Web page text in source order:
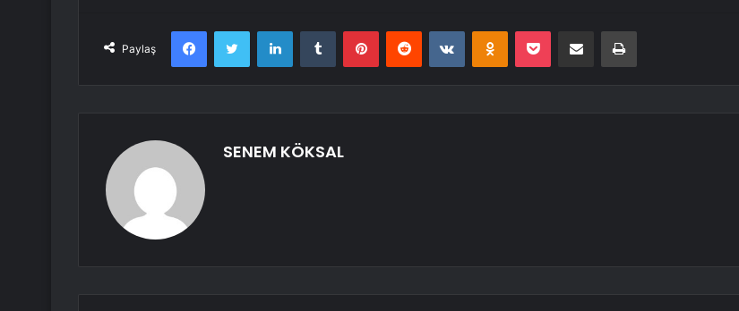
Paylaş
FacebookTwitter LinkedInTumblr PinterestReddit VKontakteOdnoklassniki
Pocket E-Posta ile paylaş Yazdır
SENEM KÖKSAL